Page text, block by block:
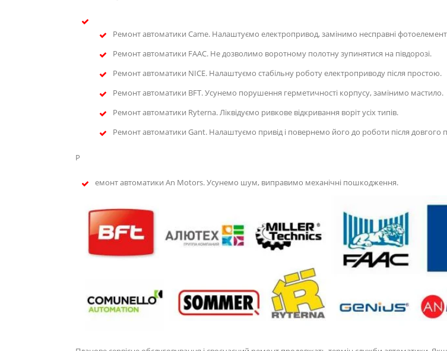
Ремонт автоматики Came. Налаштуємо електропривод, замінимо несправні
Ремонт автоматики FAAC. Не дозволимо воротному полотну зупинятися на півдорозі.
Ремонт автоматики NICE. Налаштуємо стабільну роботу електроприводу після простою.
Ремонт автоматики BFT. Усунемо порушення герметичності корпусу, замінимо мастило.
Ремонт автоматики Ryterna. Ліквідуємо ривкове відкривання воріт усіх типів.
Ремонт автоматики Gant. Налаштуємо привід і повернемо його до роботи після довгого
Р
емонт автоматики An Motors. Усунемо шум, виправимо механічні пошкодження.